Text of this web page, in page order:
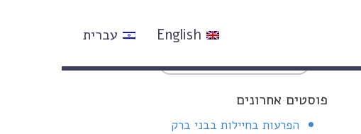
עברית English
פוסטים אחרונים
הפרעות בחיילות בבני ברק